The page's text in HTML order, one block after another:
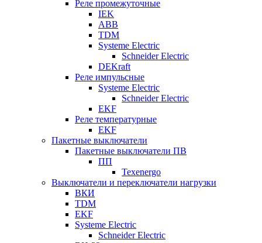
Реле промежуточные
IEK
ABB
TDM
Systeme Electric
Schneider Electric
DEKraft
Реле импульсные
Systeme Electric
Schneider Electric
EKF
Реле температурные
EKF
Пакетные выключатели
Пакетные выключатели ПВ
ПП
Texenergo
Выключатели и переключатели нагрузки
ВКИ
TDM
EKF
Systeme Electric
Schneider Electric